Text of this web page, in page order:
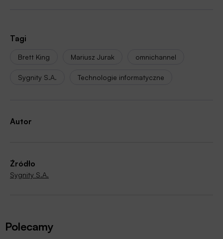
Tagi
Brett King Mariusz Jurak omnichannel
Sygnity S.A. Technologie informatyczne
Autor
Źródło
Sygnity S.A.
Polecamy